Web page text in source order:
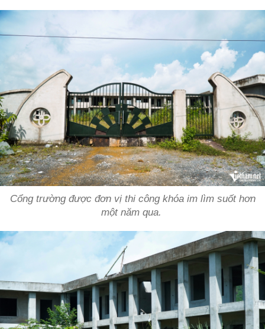
Cổng trường được đơn vị thi công khóa im lìm suốt hơn
một năm qua.